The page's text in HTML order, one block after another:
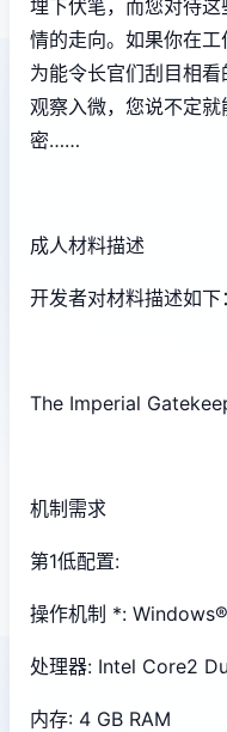
埋下伏笔，而您对待
情的走向。如果你在
为能令长官们刮目相
观察入微，您说不定
密……
成人材料描述
开发者对材料描述如下：
The Imperial
机制需求
第1低配置:
操作机制 *:
处理器: Intel Core2
内存: 4 GB RAM